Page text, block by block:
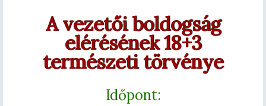
A vezetői boldogság
elérésének 18+3
természeti törvénye
Időpont: